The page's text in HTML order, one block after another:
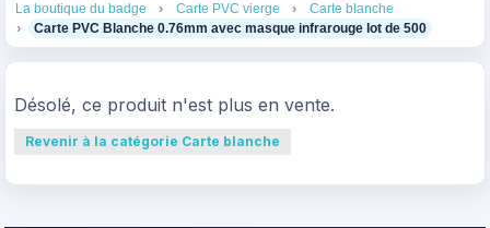
La boutique du badge Carte PVC vierge Carte blanche
Carte PVC Blanche 0.76mm avec masque infrarouge lot de 500 4
Désolé, ce produit n'est plus en vente.
Revenir à la catégorie Carte blanche